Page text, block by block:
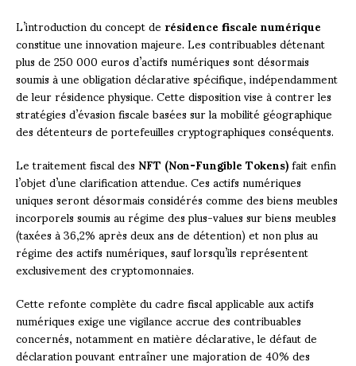
L’introduction du concept derésidence fiscale numérique
constitue une innovation majeure. Les contribuables détenant
plus de 250 000 euros d’actifs numériques sont désormais
soumis à une obligation déclarative spécifique, indépendamment
de leur résidence physique. Cette disposition vise à contrer les
stratégies d’évasion fiscale basées sur la mobilité géographique
des détenteurs de portefeuilles cryptographiques conséquents.
Le traitement fiscal desNFT (Non-Fungible Tokens)fait enfin
l’objet d’une clarification attendue. Ces actifs numériques
uniques seront désormais considérés comme des biens meubles
incorporels soumis au régime des plus-values sur biens meubles
(taxées à 36,2% après deux ans de détention) et non plus au
régime des actifs numériques, sauf lorsqu’ils représentent
exclusivement des cryptomonnaies.
Cette refonte complète du cadre fiscal applicable aux actifs
numériques exige une vigilance accrue des contribuables
concernés, notamment en matière déclarative, le défaut de
déclaration pouvant entraîner une majoration de 40% des